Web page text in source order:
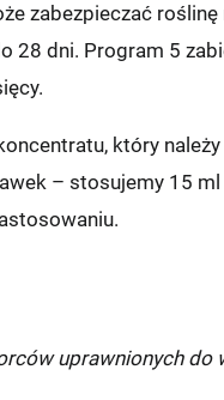
zabezpieczać
28 dni. Program 5
który
– stosujemy 15
uprawnionych